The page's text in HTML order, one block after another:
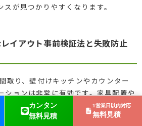
カンタン
無料見積
1営業日以内対応
無料見積
が見つかりやすくなります。
イアウト事前検証法と失敗防止
取り、壁付けキッチンやカウンター
ションは非常に有効です。家具配置や
る賃貸アパートでも、バーチャル上で
、実際に入居前に最も暮らしやすいレ